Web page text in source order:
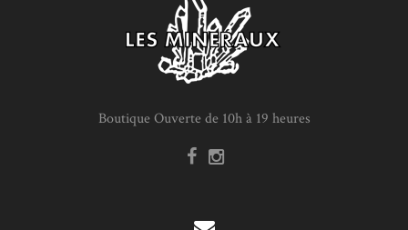
Boutique Ouverte de 10h à 19 heures